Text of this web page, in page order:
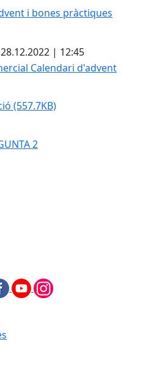
i bones pràctiques
| 12:45
Calendari d'advent
(557.7KB)
2